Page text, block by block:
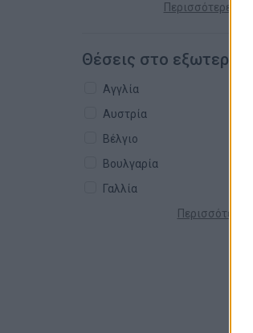
Περισσότερες
Θέσεις στο εξωτερικό
Αγγλία
Αυστρία
Βέλγιο
Βουλγαρία
Γαλλία
Περισσότερες